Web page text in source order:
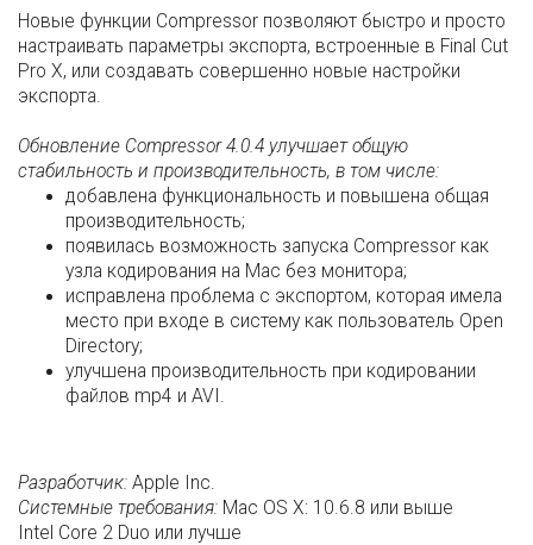
Новые функции Compressor позволяют быстро и просто
настраивать параметры экспорта, встроенные в Final Cut
Pro X, или создавать совершенно новые настройки
экспорта.
Обновление Compressor 4.0.4 улучшает общую
стабильность и производительность, в том числе:
добавлена функциональность и повышена общая
производительность;
появилась возможность запуска Compressor как
узла кодирования на Mac без монитора;
исправлена проблема с экспортом, которая имела
место при входе в систему как пользователь Open
Directory;
улучшена производительность при кодировании
файлов mp4 и AVI.
Разработчик: Apple Inc.
Системные требования: Mac OS X: 10.6.8 или выше
Intel Core 2 Duo или лучше